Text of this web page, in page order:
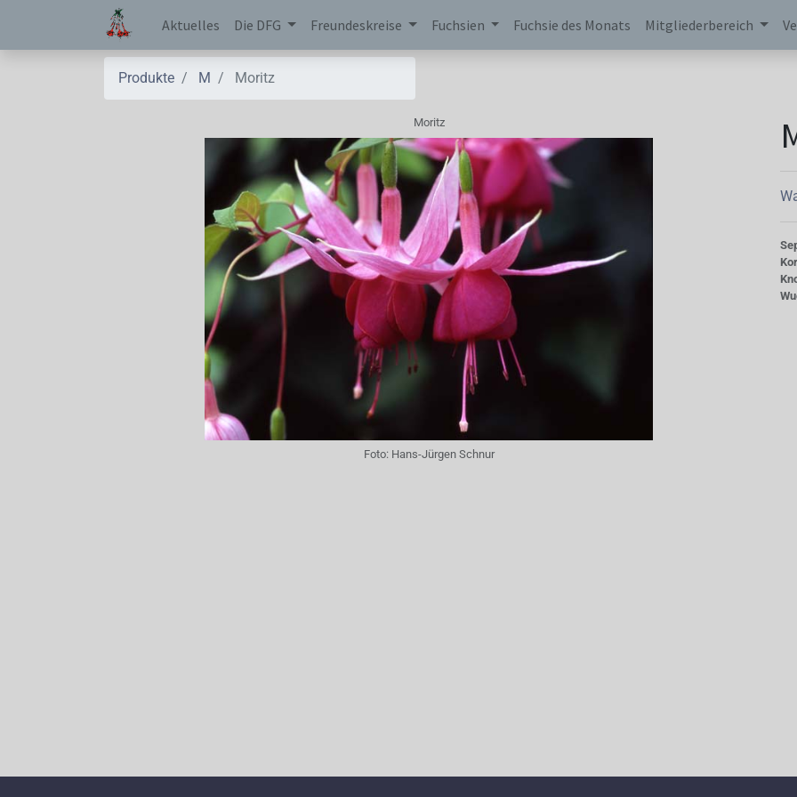
Aktuelles Die DFG Freundeskreise Fuchsien Fuchsie des Monats Mitgliederbereich
Produkte M Moritz
Moritz
Foto: Hans-Jürgen Schnur